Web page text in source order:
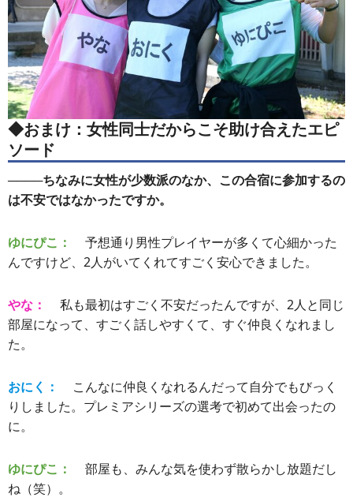
◆おまけ：女性同士だからこそ助け合えたエピ
ソード
────ちなみに女性が少数派のなか、この合宿に参加するの
は不安ではなかったですか。
ゆにぴこ：
予想通り男性プレイヤーが多くて心細かった
んですけど、2人がいてくれてすごく安心できました。
やな：
私も最初はすごく不安だったんですが、2人と同じ
部屋になって、すごく話しやすくて、すぐ仲良くなれまし
た。
おにく：
こんなに仲良くなれるんだって自分でもびっく
りしました。プレミアシリーズの選考で初めて出会ったの
に。
ゆにぴこ：
部屋も、みんな気を使わず散らかし放題だし
ね（笑）。